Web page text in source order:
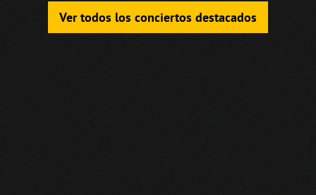
Ver todos los conciertos destacados